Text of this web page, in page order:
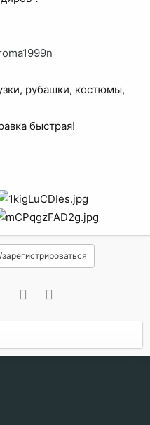
рубашки, костюмы,
быстрая!
Twitter WhatsApp